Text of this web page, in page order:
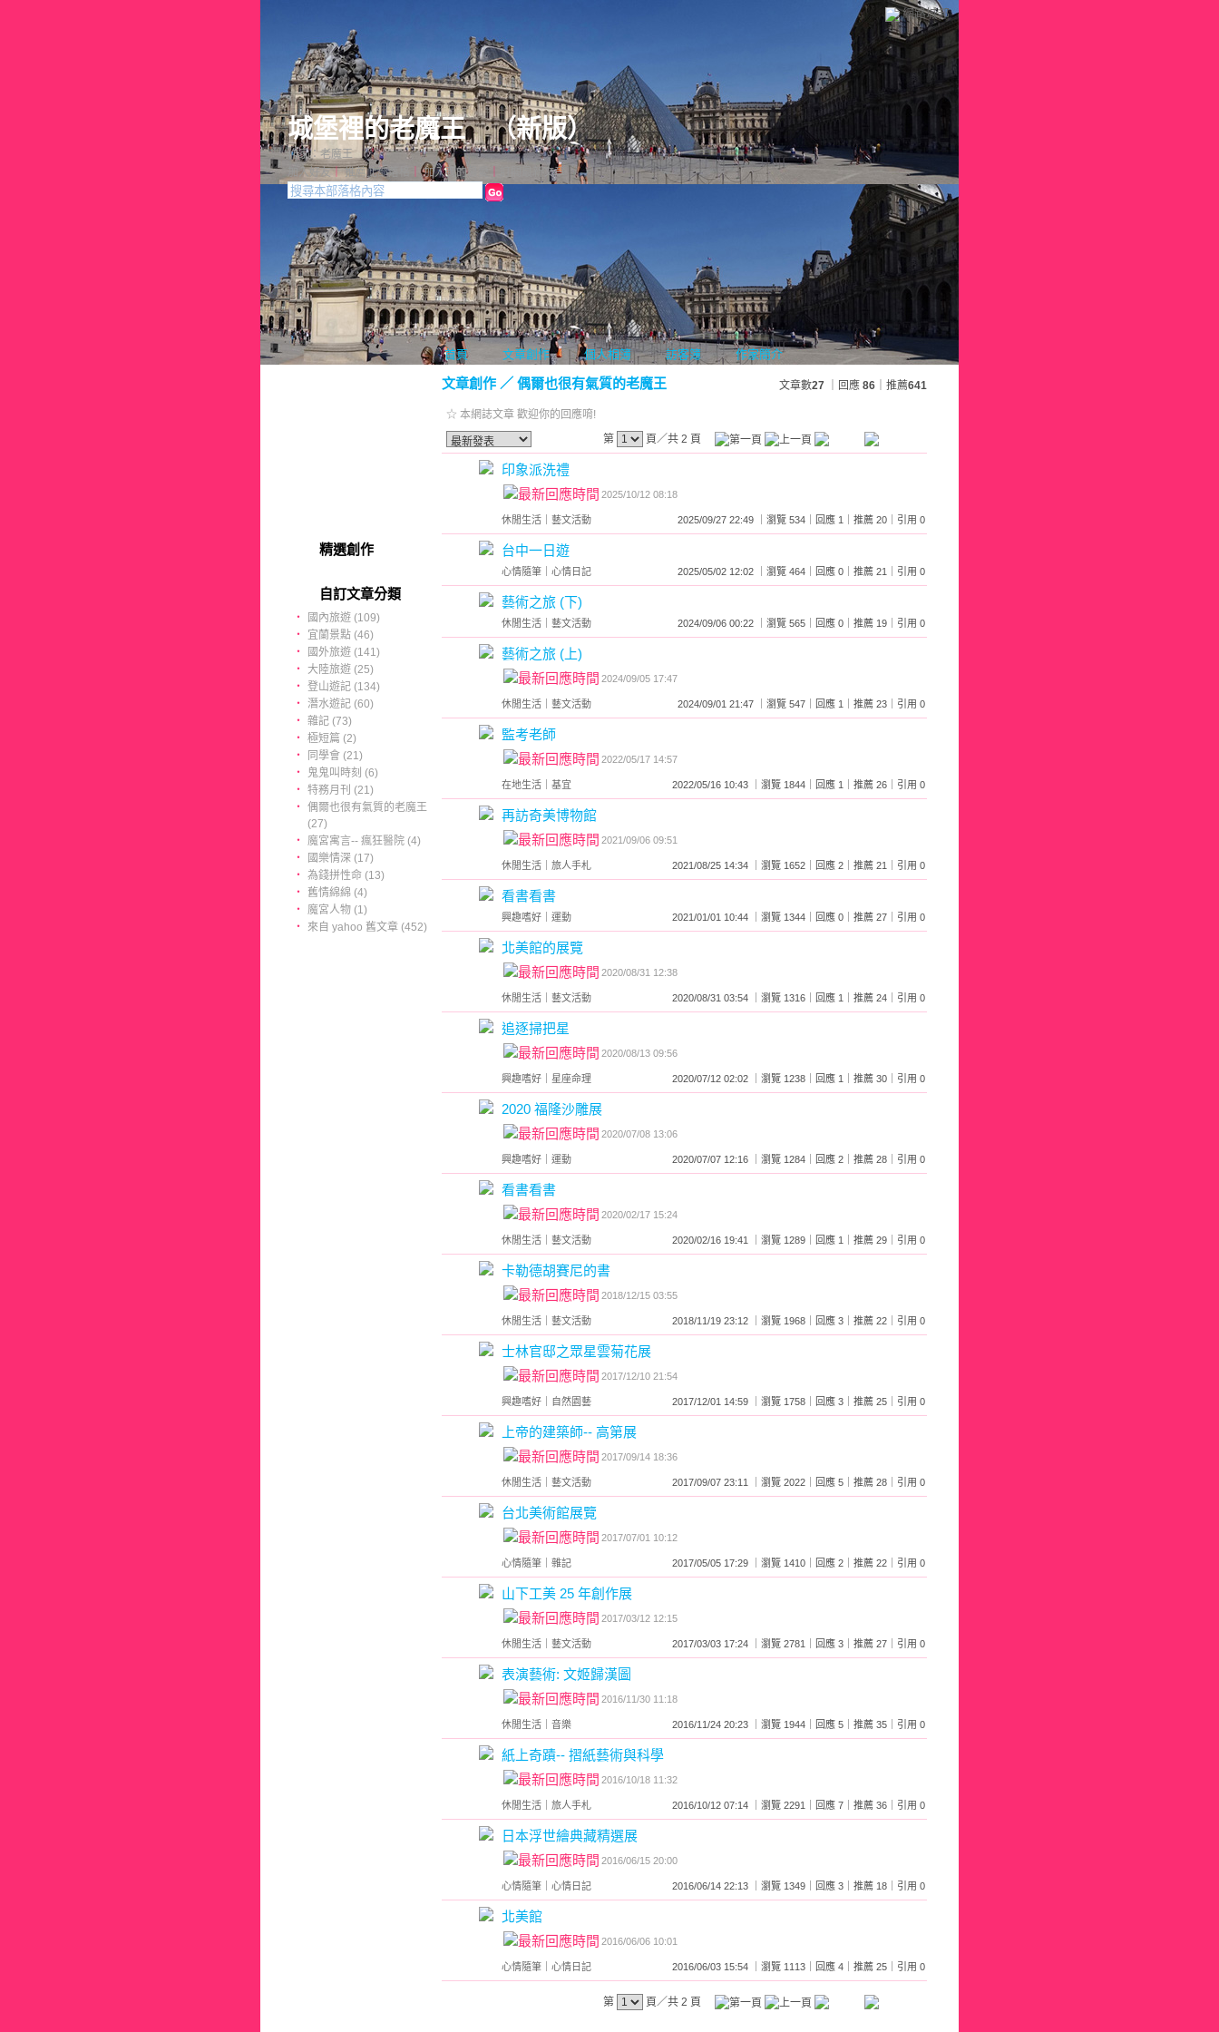
網路城邦
城堡裡的老魔王（新版）
首頁 文章創作 個人相簿 訪客簿 作家簡介
加入好友｜推薦此部落格 ｜加入我的最愛 訂閱最新文章
作家：老魔王
精選創作
自訂文章分類
‧
國內旅遊 (109)
‧
宜蘭景點 (46)
‧
國外旅遊 (141)
‧ 大陸旅遊 (25)
‧ 登山遊記 (134)
‧
潛水遊記 (60)
‧ 雜記 (73)
‧ 極短篇 (2)
‧
同學會 (21)
‧
鬼鬼叫時刻 (6)
‧ 特務月刊 (21)
‧ 偶爾也很有氣質的老魔王
(27)
‧ 魔宮寓言-- 瘋狂醫院 (4)
‧
國樂情深 (17)
‧ 為錢拼性命 (13)
‧
舊情綿綿 (4)
‧ 魔宮人物 (1)
‧ 來自 yahoo 舊文章 (452)
文章創作 ／ 偶爾也很有氣質的老魔王 文章數27 ｜回應 86 ｜推薦641
☆ 本網誌文章 歡迎你的回應唷!
第
頁／共 2 頁
印象派洗禮
2025/10/12 08:18
休閒生活 藝文活動 2025/09/27 22:49 ｜瀏覽 534｜回應 1｜推薦 20｜引用 0
台中一日遊
心情隨筆 心情日記 2025/05/02 12:02 ｜瀏覽 464｜回應 0｜推薦 21｜引用 0
藝術之旅 (下)
休閒生活 藝文活動 2024/09/06 00:22 ｜瀏覽 565｜回應 0｜推薦 19｜引用 0
藝術之旅 (上)
2024/09/05 17:47
休閒生活 藝文活動 2024/09/01 21:47 ｜瀏覽 547｜回應 1｜推薦 23｜引用 0
監考老師
2022/05/17 14:57
在地生活 基宜 2022/05/16 10:43 ｜瀏覽 1844｜回應 1｜推薦 26｜引用 0
再訪奇美博物館
2021/09/06 09:51
休閒生活 旅人手札 2021/08/25 14:34 ｜瀏覽 1652｜回應 2｜推薦 21｜引用 0
看書看書
興趣嗜好 運動 2021/01/01 10:44 ｜瀏覽 1344｜回應 0｜推薦 27｜引用 0
北美館的展覽
2020/08/31 12:38
休閒生活 藝文活動 2020/08/31 03:54 ｜瀏覽 1316｜回應 1｜推薦 24｜引用 0
追逐掃把星
2020/08/13 09:56
興趣嗜好 星座命理 2020/07/12 02:02 ｜瀏覽 1238｜回應 1｜推薦 30｜引用 0
2020 福隆沙雕展
2020/07/08 13:06
興趣嗜好 運動 2020/07/07 12:16 ｜瀏覽 1284｜回應 2｜推薦 28｜引用 0
看書看書
2020/02/17 15:24
休閒生活 藝文活動 2020/02/16 19:41 ｜瀏覽 1289｜回應 1｜推薦 29｜引用 0
卡勒德胡賽尼的書
2018/12/15 03:55
休閒生活 藝文活動 2018/11/19 23:12 ｜瀏覽 1968｜回應 3｜推薦 22｜引用 0
士林官邸之眾星雲菊花展
2017/12/10 21:54
興趣嗜好 自然園藝 2017/12/01 14:59 ｜瀏覽 1758｜回應 3｜推薦 25｜引用 0
上帝的建築師-- 高第展
2017/09/14 18:36
休閒生活 藝文活動 2017/09/07 23:11 ｜瀏覽 2022｜回應 5｜推薦 28｜引用 0
台北美術館展覽
2017/07/01 10:12
心情隨筆 雜記 2017/05/05 17:29 ｜瀏覽 1410｜回應 2｜推薦 22｜引用 0
山下工美 25 年創作展
2017/03/12 12:15
休閒生活 藝文活動 2017/03/03 17:24 ｜瀏覽 2781｜回應 3｜推薦 27｜引用 0
表演藝術: 文姬歸漢圖
2016/11/30 11:18
休閒生活 音樂 2016/11/24 20:23 ｜瀏覽 1944｜回應 5｜推薦 35｜引用 0
紙上奇蹟-- 摺紙藝術與科學
2016/10/18 11:32
休閒生活 旅人手札 2016/10/12 07:14 ｜瀏覽 2291｜回應 7｜推薦 36｜引用 0
日本浮世繪典藏精選展
2016/06/15 20:00
心情隨筆 心情日記 2016/06/14 22:13 ｜瀏覽 1349｜回應 3｜推薦 18｜引用 0
北美館
2016/06/06 10:01
心情隨筆 心情日記 2016/06/03 15:54 ｜瀏覽 1113｜回應 4｜推薦 25｜引用 0
第 頁／共 2 頁